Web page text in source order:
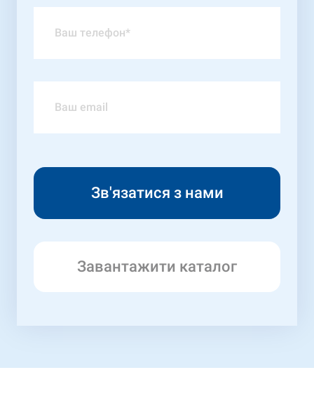
Завантажити каталог